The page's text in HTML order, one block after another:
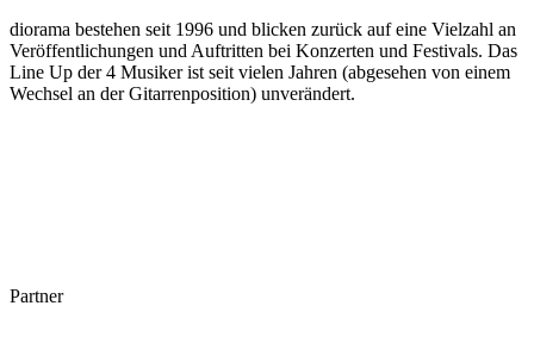
diorama bestehen seit 1996 und blicken zurück auf eine Vielzahl an
Veröffentlichungen und Auftritten bei Konzerten und Festivals. Das
Line Up der 4 Musiker ist seit vielen Jahren (abgesehen von einem
Wechsel an der Gitarrenposition) unverändert.
Partner